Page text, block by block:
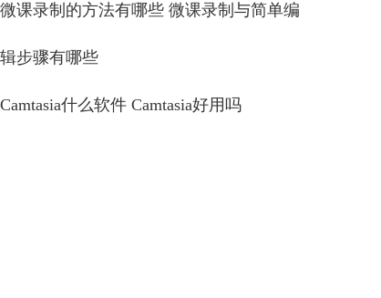
微课录制的方法有哪些 微课录制与简单编
辑步骤有哪些
Camtasia什么软件 Camtasia好用吗